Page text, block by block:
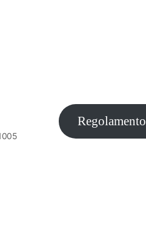
Regolamento